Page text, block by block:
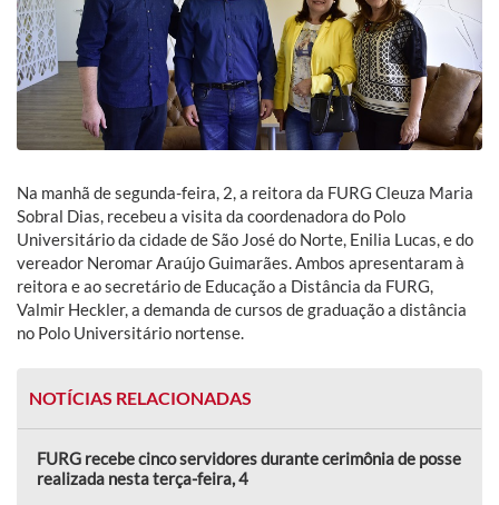
Na manhã de segunda-feira, 2, a reitora da FURG Cleuza Maria
Sobral Dias, recebeu a visita da coordenadora do Polo
Universitário da cidade de São José do Norte, Enilia Lucas, e do
vereador Neromar Araújo Guimarães. Ambos apresentaram à
reitora e ao secretário de Educação a Distância da FURG,
Valmir Heckler, a demanda de cursos de graduação a distância
no Polo Universitário nortense.
NOTÍCIAS RELACIONADAS
FURG recebe cinco servidores durante cerimônia de posse
realizada nesta terça-feira, 4